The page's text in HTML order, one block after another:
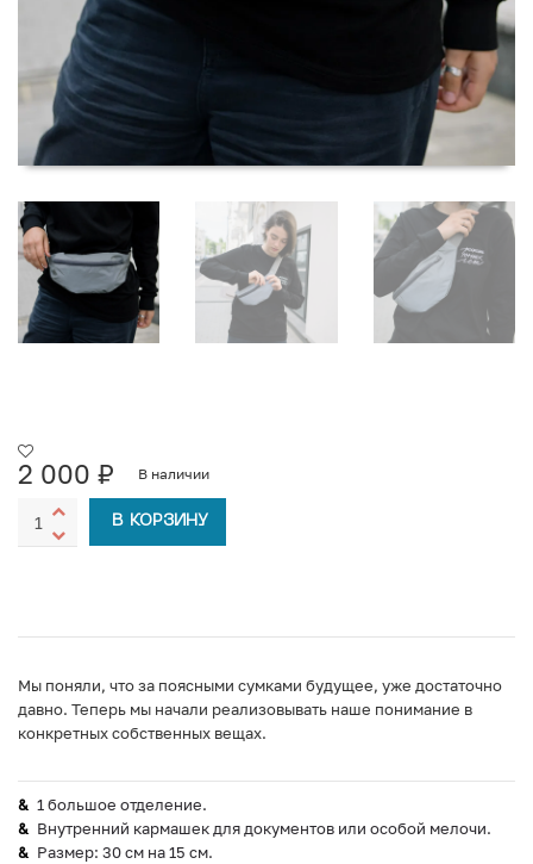
2 000 ₽ В наличии
В КОРЗИНУ
Мы поняли, что за поясными сумками будущее, уже достаточно
давно. Теперь мы начали реализовывать наше понимание в
конкретных собственных вещах.
1 большое отделение.
Внутренний кармашек для документов или особой мелочи.
Размер: 30 см на 15 см.